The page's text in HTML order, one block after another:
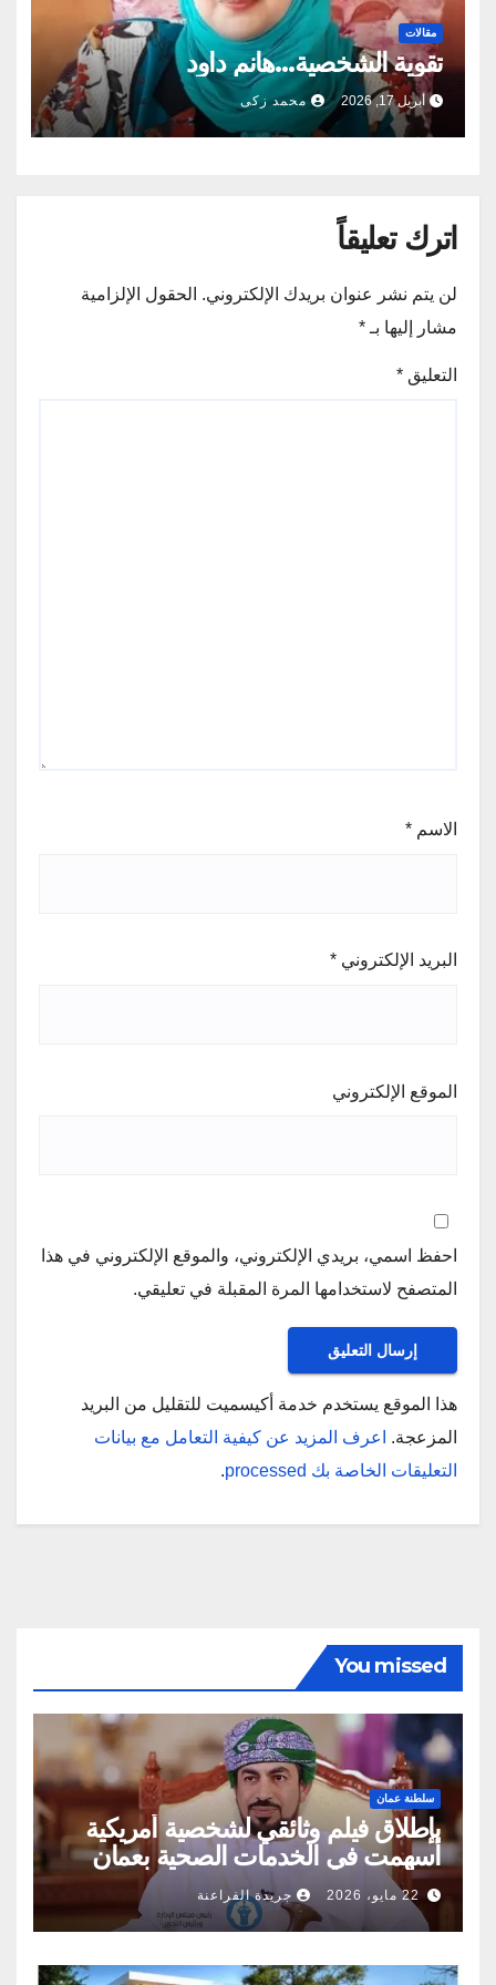
مقالات
تقوية الشخصية…هانم داود
أبريل 17, 2026 محمد زكى
اترك تعليقاً
لن يتم نشر عنوان بريدك الإلكتروني. الحقول الإلزامية
مشار إليها بـ *
التعليق *
الاسم *
البريد الإلكتروني *
الموقع الإلكتروني
احفظ اسمي، بريدي الإلكتروني، والموقع الإلكتروني في هذا
المتصفح لاستخدامها المرة المقبلة في تعليقي.
هذا الموقع يستخدم خدمة أكيسميت للتقليل من البريد
المزعجة.
اعرف المزيد عن كيفية التعامل مع بيانات
التعليقات الخاصة بك processed
.
You missed
سلطنة عمان
بإطلاق فيلم وثائقي لشخصية أمريكية
أسهمت في الخدمات الصحية بعمان
22 مايو، 2026 جريدة الفراعنة